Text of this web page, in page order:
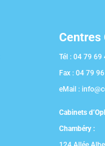
Centres
Tél :04 79 69
Fax :04 79
eMail :
Cabinets
Chambéry :